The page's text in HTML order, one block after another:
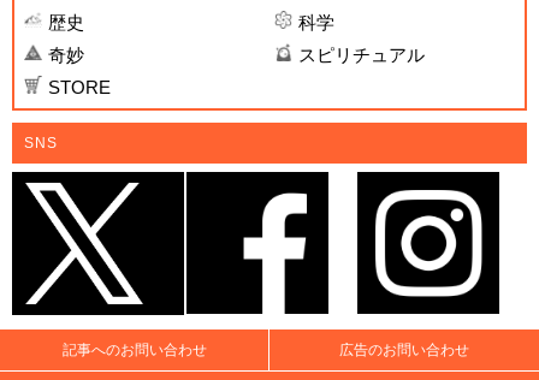
歴史
科学
奇妙
スピリチュアル
STORE
SNS
記事へのお問い合わせ 広告のお問い合わせ